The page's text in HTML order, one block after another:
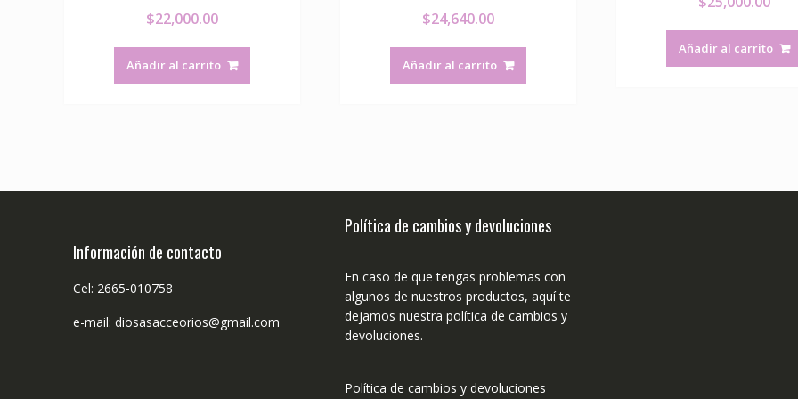
$22,000.00
Añadir al carrito
$24,640.00
Añadir al carrito
Añadir al carrito
Información de contacto
Cel: 2665-010758
e-mail: diosasacceorios@gmail.com
Política de cambios y devoluciones
En caso de que tengas problemas con
algunos de nuestros productos, aquí te
dejamos nuestra política de cambios y
devoluciones.
Política de cambios y devoluciones